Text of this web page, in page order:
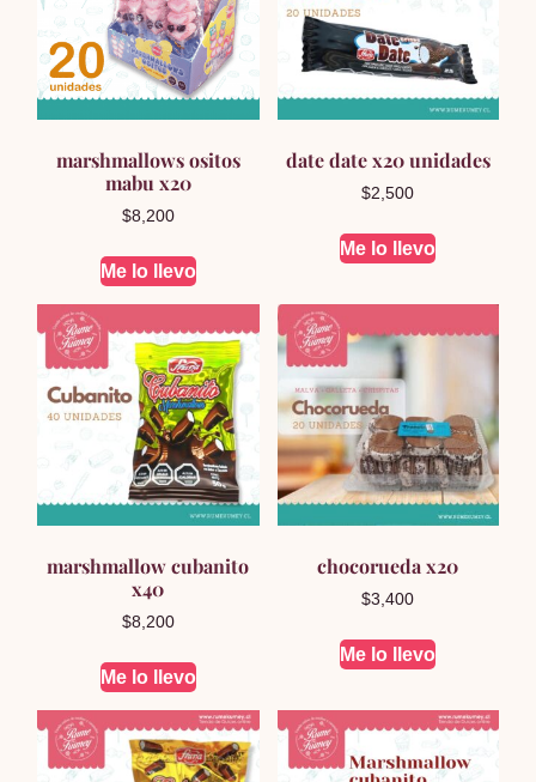
marshmallows ositos
mabu x20
$8,200
Me lo llevo
date date x20 unidades
$2,500
Me lo llevo
marshmallow cubanito
x40
$8,200
Me lo llevo
chocorueda x20
$3,400
Me lo llevo